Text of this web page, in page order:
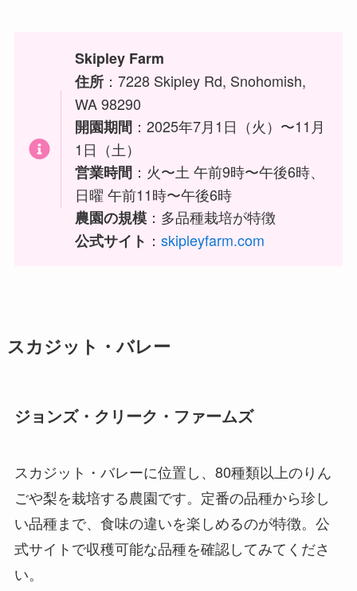
Skipley Farm
住所 ：7228 Skipley Rd, Snohomish,
WA 98290
開園期間 ：2025年7月1日（火）〜11月
1日（土）
営業時間 ：火〜土 午前9時〜午後6時、
日曜 午前11時〜午後6時
農園の規模 ：多品種栽培が特徴
公式サイト ：skipleyfarm.com
スカジット・バレー
ジョンズ・クリーク・ファームズ
スカジット・バレーに位置し、80種類以上のりん
ごや梨を栽培する農園です。定番の品種から珍し
い品種まで、食味の違いを楽しめるのが特徴。公
式サイトで収穫可能な品種を確認してみてくださ
い。